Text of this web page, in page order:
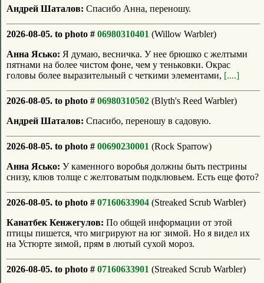
Андрей Шаталов: Спасибо Анна, переношу.
2026-08-05. to photo # 06980310401 (Willow Warbler)
Анна Ясько: Я думаю, весничка. У нее брюшко с желтыми
пятнами на более чистом фоне, чем у теньковки. Окрас
головы более выразительный с четкими элементами, [....]
2026-08-05. to photo # 06980310502 (Blyth's Reed Warbler)
Андрей Шаталов: Спасибо, переношу в садовую.
2026-08-05. to photo # 00690230001 (Rock Sparrow)
Анна Ясько: У каменного воробья должны быть пестрины
снизу, клюв толще с желтоватым подклювьем. Есть еще фото?
2026-08-05. to photo # 07160633904 (Streaked Scrub Warbler)
Канатбек Кенжегулов: По общей информации от этой
птицы пишется, что мигрируют на юг зимой. Но я видел их
на Устюрте зимой, прям в лютый сухой мороз.
2026-08-05. to photo # 07160633901 (Streaked Scrub Warbler)